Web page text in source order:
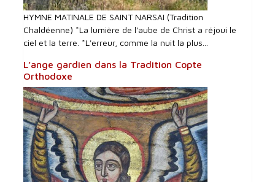
HYMNE MATINALE DE SAINT NARSAI (Tradition
Chaldéenne) *La lumière de l'aube de Christ a réjoui le
ciel et la terre. *L'erreur, comme la nuit la plus...
L’ange gardien dans la Tradition Copte
Orthodoxe